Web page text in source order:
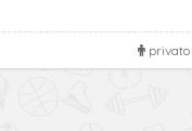
privato